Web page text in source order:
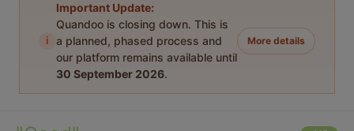
i
Important Update:
Quandoo is closing down. This is
a planned, phased process and
our platform remains available until
30 September 2026.
More details